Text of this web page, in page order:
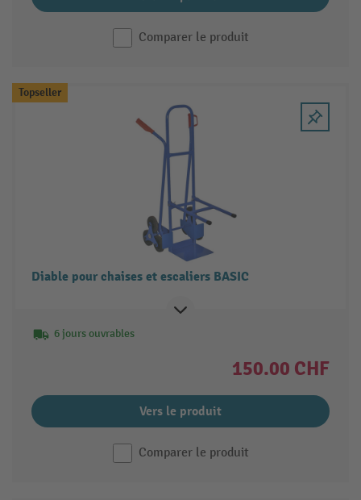
Comparer le produit
Topseller
Diable pour chaises et escaliers BASIC
6 jours ouvrables
150.00 CHF
Vers le produit
Comparer le produit